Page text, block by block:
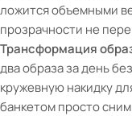
ложится объемными
прозрачности не
Трансформация
два образа за день
кружевную накидку
банкетом просто